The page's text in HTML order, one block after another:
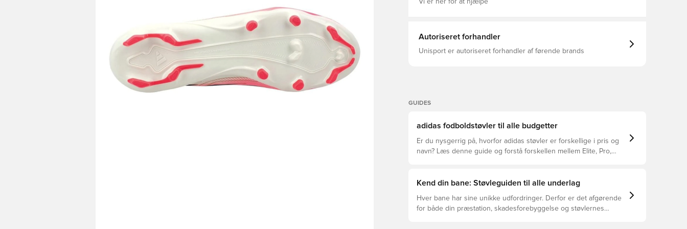
fodboldhelte med disse stilfulde støvler fra adidas, der
kombinerer innovation og ikonisk design. Almindelig pasform
Snørebånd Haloskin-overdel Indersål i tekstil Sål i syntetisk
Vi er her for at hjælpe
Autoriseret forhandler
Unisport er autoriseret forhandler af førende brands
GUIDES
adidas fodboldstøvler til alle budgetter
Er du nysgerrig på, hvorfor adidas støvler er forskellige i pris og
navn? Læs denne guide og forstå forskellen mellem Elite, Pro,
Kend din bane: Støvleguiden til alle underlag
Hver bane har sine unikke udfordringer. Derfor er det afgørende
for både din præstation, skadesforebyggelse og støvlernes